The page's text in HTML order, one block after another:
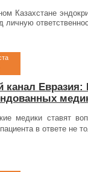
Казахстане
личную
канал
медики ставят
в ответе не